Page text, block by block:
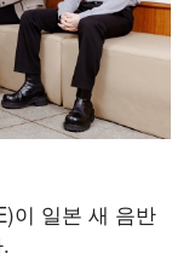
이 일본 새 음반